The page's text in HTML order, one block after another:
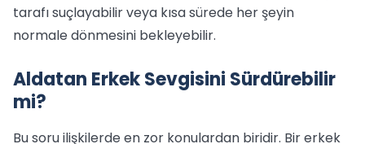
tarafı suçlayabilir veya kısa sürede her şeyin
normale dönmesini bekleyebilir.
Aldatan Erkek Sevgisini Sürdürebilir
mi?
Bu soru ilişkilerde en zor konulardan biridir. Bir erkek